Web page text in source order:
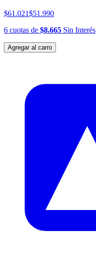
$61.021$51.990
6 cuotas de $8.665 Sin Interés
Agregar al carro